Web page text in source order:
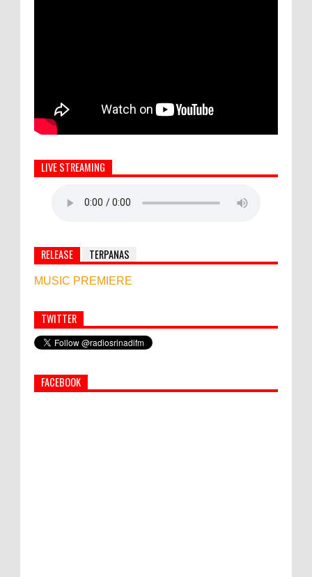
LIVE STREAMING
RELEASE TERPANAS
MUSIC PREMIERE
Simbol Persahabatan, RI Bangun Islamic Centre di
Afghanistan
PEMKAB KLUNGKUNG GELAR PASAR
TWITTER
FACEBOOK